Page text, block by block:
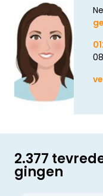
2.377
gingen